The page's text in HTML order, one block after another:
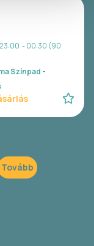
23:00 - 00:30 (90
Színpad -
Tovább